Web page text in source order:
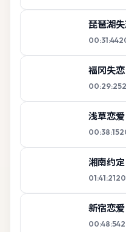
琵琶湖
00:31:44
福冈失
00:29:25
浅草恋
00:38:15
湘南约
01:41:21
新宿恋
00:48:54